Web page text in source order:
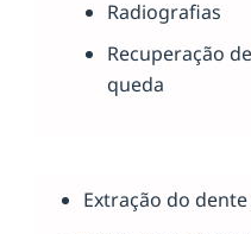
Radiografias
Recuperação
queda
Extração do